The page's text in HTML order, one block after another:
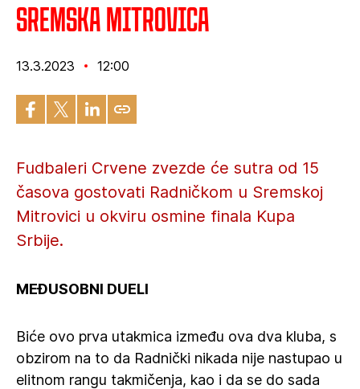
Sremska Mitrovica
13.3.2023 12:00
Fudbaleri Crvene zvezde će sutra od 15
časova gostovati Radničkom u Sremskoj
Mitrovici u okviru osmine finala Kupa
Srbije.
MEĐUSOBNI DUELI
Biće ovo prva utakmica između ova dva kluba, s
obzirom na to da Radnički nikada nije nastupao u
elitnom rangu takmičenja, kao i da se do sada